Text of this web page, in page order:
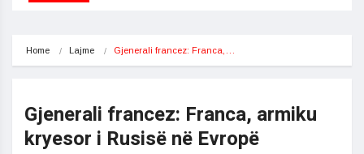
Home Lajme Gjenerali francez: Franca,…
Gjenerali francez: Franca, armiku
kryesor i Rusisë në Evropë